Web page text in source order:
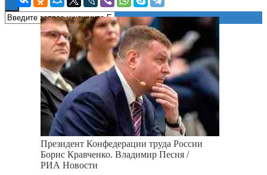
Президент Конфедерации труда России
Борис Кравченко. Владимир Песня /
РИА Новости